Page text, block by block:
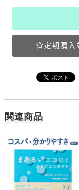
定期購入
関連商品